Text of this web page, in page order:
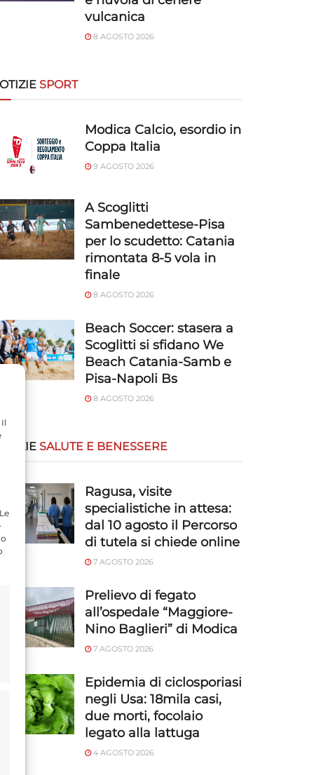
vulcanica
8 AGOSTO 2026
SPORT
Modica Calcio, esordio in
Coppa Italia
9 AGOSTO 2026
A Scoglitti
Sambenedettese-Pisa
per lo scudetto: Catania
rimontata 8-5 vola in
finale
8 AGOSTO 2026
Beach Soccer: stasera a
Scoglitti si sfidano We
Beach Catania-Samb e
Pisa-Napoli Bs
8 AGOSTO 2026
SALUTE E BENESSERE
Ragusa, visite
specialistiche in attesa:
dal 10 agosto il Percorso
di tutela si chiede online
7 AGOSTO 2026
Prelievo di fegato
all’ospedale “Maggiore-
Nino Baglieri” di Modica
7 AGOSTO 2026
Epidemia di ciclosporiasi
negli Usa: 18mila casi,
due morti, focolaio
legato alla lattuga
4 AGOSTO 2026